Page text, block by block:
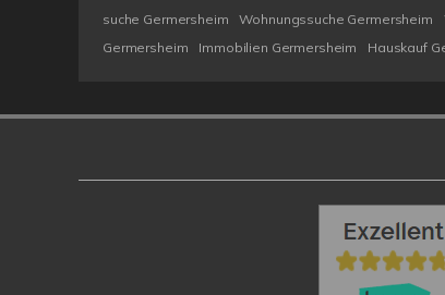
suche Germersheim
Wohnungssuche Germersheim
Germersheim
Immobilien Germersheim Hauskauf